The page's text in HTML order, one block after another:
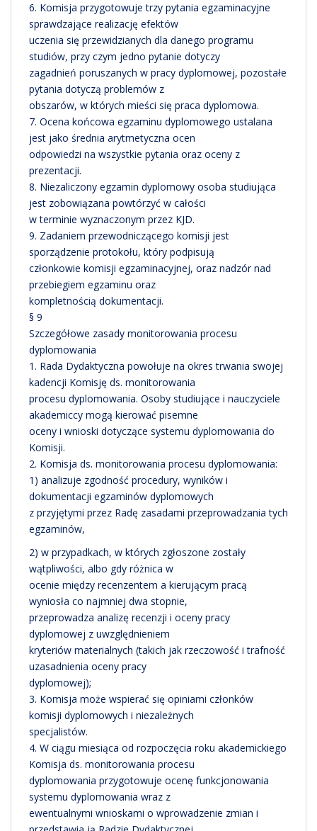
6. Komisja przygotowuje trzy pytania egzaminacyjne
sprawdzające realizację efektów
uczenia się przewidzianych dla danego programu
studiów, przy czym jedno pytanie dotyczy
zagadnień poruszanych w pracy dyplomowej, pozostałe
pytania dotyczą problemów z
obszarów, w których mieści się praca dyplomowa.
7. Ocena końcowa egzaminu dyplomowego ustalana
jest jako średnia arytmetyczna ocen
odpowiedzi na wszystkie pytania oraz oceny z
prezentacji.
8. Niezaliczony egzamin dyplomowy osoba studiująca
jest zobowiązana powtórzyć w całości
w terminie wyznaczonym przez KJD.
9. Zadaniem przewodniczącego komisji jest
sporządzenie protokołu, który podpisują
członkowie komisji egzaminacyjnej, oraz nadzór nad
przebiegiem egzaminu oraz
kompletnością dokumentacji.
§ 9
Szczegółowe zasady monitorowania procesu
dyplomowania
1. Rada Dydaktyczna powołuje na okres trwania swojej
kadencji Komisję ds. monitorowania
procesu dyplomowania. Osoby studiujące i nauczyciele
akademiccy mogą kierować pisemne
oceny i wnioski dotyczące systemu dyplomowania do
Komisji.
2. Komisja ds. monitorowania procesu dyplomowania:
1) analizuje zgodność procedury, wyników i
dokumentacji egzaminów dyplomowych
z przyjętymi przez Radę zasadami przeprowadzania tych
egzaminów,
2) w przypadkach, w których zgłoszone zostały
wątpliwości, albo gdy różnica w
ocenie między recenzentem a kierującym pracą
wyniosła co najmniej dwa stopnie,
przeprowadza analizę recenzji i oceny pracy
dyplomowej z uwzględnieniem
kryteriów materialnych (takich jak rzeczowość i trafność
uzasadnienia oceny pracy
dyplomowej);
3. Komisja może wspierać się opiniami członków
komisji dyplomowych i niezależnych
specjalistów.
4. W ciągu miesiąca od rozpoczęcia roku akademickiego
Komisja ds. monitorowania procesu
dyplomowania przygotowuje ocenę funkcjonowania
systemu dyplomowania wraz z
ewentualnymi wnioskami o wprowadzenie zmian i